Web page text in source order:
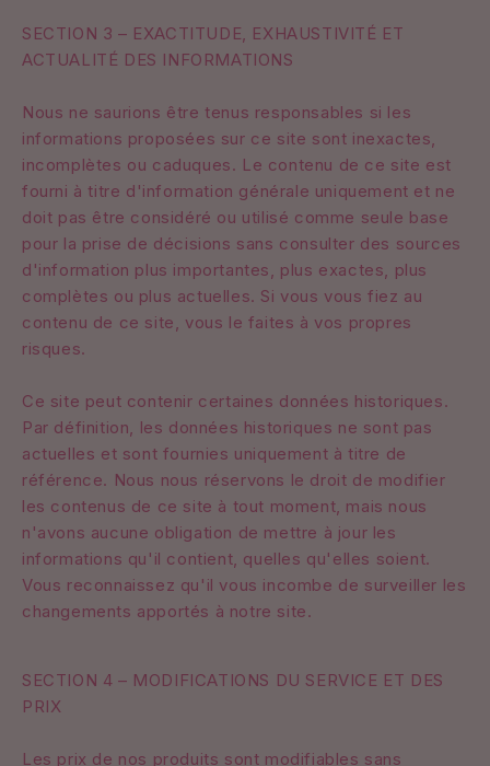
SECTION 3 – EXACTITUDE, EXHAUSTIVITÉ ET
ACTUALITÉ DES INFORMATIONS
Nous ne saurions être tenus responsables si les
informations proposées sur ce site sont inexactes,
incomplètes ou caduques. Le contenu de ce site est
fourni à titre d'information générale uniquement et ne
doit pas être considéré ou utilisé comme seule base
pour la prise de décisions sans consulter des sources
d'information plus importantes, plus exactes, plus
complètes ou plus actuelles. Si vous vous fiez au
contenu de ce site, vous le faites à vos propres
risques.
Ce site peut contenir certaines données historiques.
Par définition, les données historiques ne sont pas
actuelles et sont fournies uniquement à titre de
référence. Nous nous réservons le droit de modifier
les contenus de ce site à tout moment, mais nous
n'avons aucune obligation de mettre à jour les
informations qu'il contient, quelles qu'elles soient.
Vous reconnaissez qu'il vous incombe de surveiller les
changements apportés à notre site.
SECTION 4 – MODIFICATIONS DU SERVICE ET DES
PRIX
Les prix de nos produits sont modifiables sans